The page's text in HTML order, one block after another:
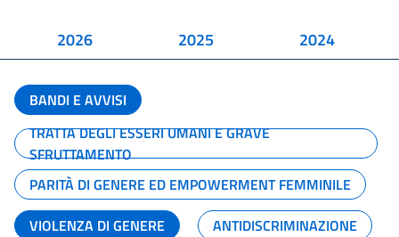
2026 2025 2024
BANDI E AVVISI
TRATTA DEGLI ESSERI UMANI E GRAVE
SFRUTTAMENTO
PARITÀ DI GENERE ED EMPOWERMENT FEMMINILE
VIOLENZA DI GENERE
ANTIDISCRIMINAZIONE